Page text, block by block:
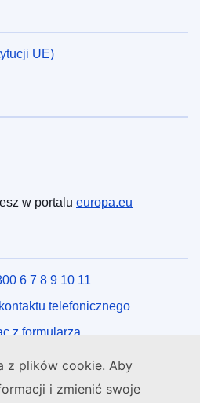
z plików cookie. Aby
i zmienić swoje
UE)
w portalu europa.eu
6 7 8 9 10 11
telefonicznego
z formularza
punkcie UE